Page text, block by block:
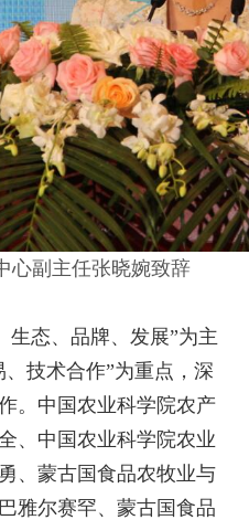
心副主任张晓婉致辞
态、品牌、发展”为主
技术合作”为重点，深
。中国农业科学院农产
、中国农业科学院农业
、蒙古国食品农牧业与
雅尔赛罕、蒙古国食品